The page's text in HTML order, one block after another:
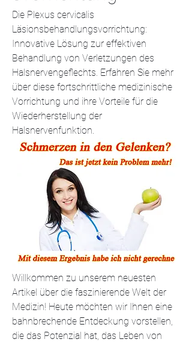
Die Plexus cervicalis
Läsionsbehandlungsvorrichtung:
Innovative Lösung zur effektiven
Behandlung von Verletzungen des
Halsnervengeflechts. Erfahren Sie mehr
über diese fortschrittliche medizinische
Vorrichtung und ihre Vorteile für die
Wiederherstellung der
Halsnervenfunktion.
Willkommen zu unserem neuesten
Artikel über die faszinierende Welt der
Medizin! Heute möchten wir Ihnen eine
bahnbrechende Entdeckung vorstellen,
die das Potenzial hat, das Leben von